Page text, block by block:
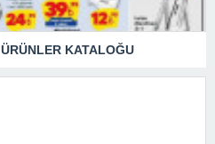
KATALOĞU